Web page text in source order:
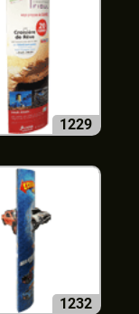
1229
1232